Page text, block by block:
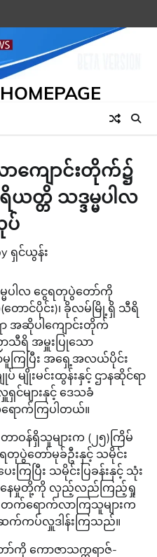
ာကျောင်းတိုက်၌
ယတ္တိ သဒ္ဒမ္မပါလ
ပ်
ရှင်ယွန်း
မပါလ ငွေရတုပွဲတော်ကို
ာင်ပိုင်း)၊ ခိုလမ်မြို့ရှိ သီရိ
အဆိုပါကျောင်းတိုက်
ာသီရိ အမှူးပြုသော
မူကြပြီး အရှေ့အလယ်ပိုင်း
မျိုးမင်းထွန်းနှင့် ဌာနဆိုင်ရာ
င်များနှင့် ဒေသခံ
ရောက်ကြပါတယ်။
တာဝန်ရှိသူများက (၂၅)ကြိမ်
ရတုပွဲတော်မုခ်ဦးနှင့် သမိုင်း
းကြပြီး သမိုင်းပြခန်းနှင့် သုံး
နေမှုတို့ကို လှည့်လည်ကြည့်ရှု
တက်ရောက်လာကြသူများက
ဆက်ကပ်လှူဒါန်းကြသည်။
ာ်ကို ကောဇာသက္ကရာဇ်-